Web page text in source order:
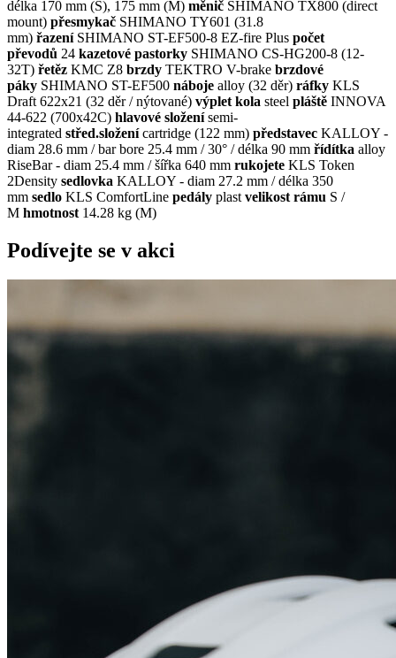
délka 170 mm (S), 175 mm (M) měnič SHIMANO TX800 (direct
mount) přesmykač SHIMANO TY601 (31.8
mm) řazeníSHIMANO ST-EF500-8 EZ-fire Plus počet
převodů 24 kazetové pastorky SHIMANO CS-HG200-8 (12-
32T) řetěz KMC Z8 brzdy TEKTRO V-brake brzdové
páky SHIMANO ST-EF500 náboje alloy (32 děr) ráfky KLS
Draft 622x21 (32 děr / nýtované) výplet kola steel pláště INNOVA
44-622 (700x42C) hlavové složenísemi-
integrated střed.složenícartridge (122 mm) představec KALLOY -
diam 28.6 mm / bar bore 25.4 mm / 30° / délka 90 mm řídítka alloy
RiseBar - diam 25.4 mm / šířka 640 mm rukojete KLS Token
2Density sedlovka KALLOY - diam 27.2 mm / délka 350
mm sedlo KLS ComfortLine pedály plast velikost rámu S /
M hmotnost 14.28 kg (M)
Podívejte se v akci